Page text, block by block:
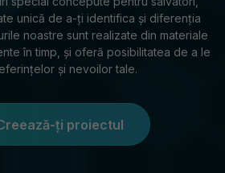
unică de a-ți identifica și diferenția
noastre sunt realizate din materiale
în timp, și oferă posibilitatea de a le
și nevoilor tale.
ți proiectul